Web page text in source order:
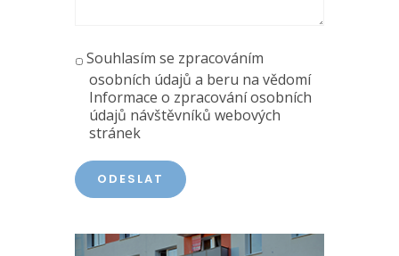
Souhlasím se zpracováním
osobních údajů a beru na vědomí
Informace o zpracování osobních
údajů návštěvníků webových
stránek